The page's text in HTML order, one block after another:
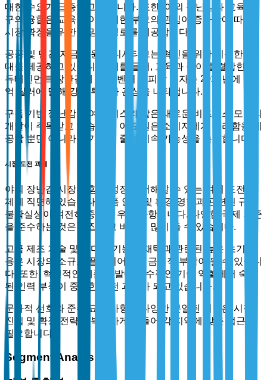
대한 수요가 급증하고 있습니다. 또한, 야외 장난감과 교육 도
구의 융합은 교육 놀이에 대한 부모의 관심이 증가함에 따라
시장 확장을 위한 유망한 경로를 제공합니다.
공공 및 민간 자금 지원 이니셔티브는 혁신을 위한 비옥한 토
대를 제공하고 있습니다. 예를 들어, 교육과 놀이를 결합한 에
듀테인먼트 장난감에 대한 벤처 캐피탈 투자는 2023년에 12
억 달러에 달해 강한 투자자 관심을 나타냅니다.
구독 기반 장난감 대여 서비스와 같은 새로운 비즈니스 모델의
개발이 주목받고 있습니다. 이 모델은 소비자에게 편리함을 제
공할 뿐만 아니라 폐기물을 줄여 지속 가능성을 촉진합니다.
시장 도전 과제
야외 장난감 시장은 향후 성장을 저해할 수 있는 여러 도전 과
제에 직면해 있습니다. 제품 안전 및 환경 영향과 관련된 규제
불확실성이 여전히 중요한 우려 사항입니다. 다양한 국제 기준
을 준수하는 것은 복잡하고 비용이 많이 들 수 있습니다.
고급 제조 기술 및 스마트 기능의 채택과 관련된 높은 초기 비
용은 시장의 소규모 플레이어에게 금전적 부담이 될 수 있습니
다. 또한, 혁신적인 제품 개발에 필수적인 기술 역할에서 숙련
된 인력 부족이 중요한 도전 과제가 되고 있습니다.
문화적 선호와 준수 요구 사항이 다양한 분열된 시장은 시장
진입 및 확장 전략을 복잡하게 만들어 각 지역에 맞춘 접근이
필요합니다.
Segment Analysis